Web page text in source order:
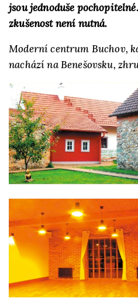
jsou jednoduše
zkušenost není nutná.
Moderní centrum Buchov,
nachází na Benešovsku,